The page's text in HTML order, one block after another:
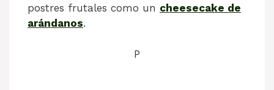
postres frutales como un cheesecake de
arándanos.
P